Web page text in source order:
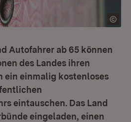
Autofahrer ab 65 können
des Landes ihren
ein einmalig kostenloses
eintauschen. Das Land
eingeladen, einen